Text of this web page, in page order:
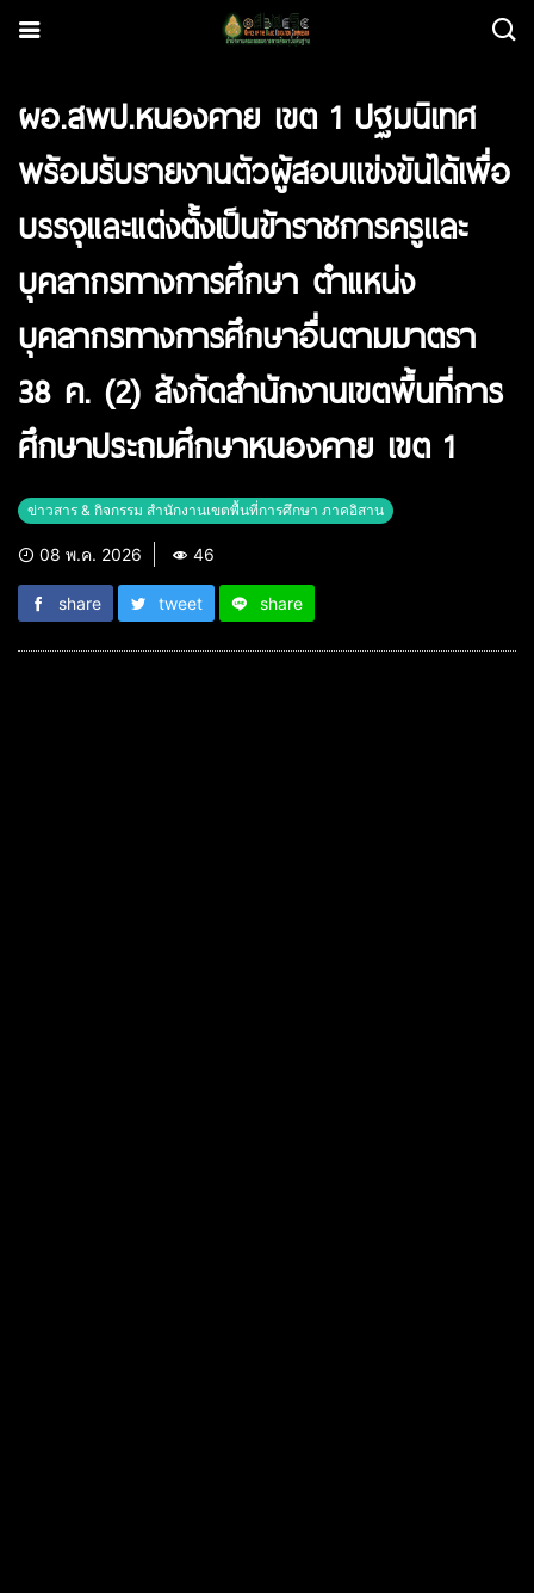
ผอ.สพป.หนองคาย เขต 1 ปฐมนิเทศ
พร้อมรับรายงานตัวผู้สอบแข่งขันได้เพื่อ
บรรจุและแต่งตั้งเป็นข้าราชการครูและ
บุคลากรทางการศึกษา ตำแหน่ง
บุคลากรทางการศึกษาอื่นตามมาตรา
38 ค. (2) สังกัดสำนักงานเขตพื้นที่การ
ศึกษาประถมศึกษาหนองคาย เขต 1
ข่าวสาร & กิจกรรม สำนักงานเขตพื้นที่การศึกษา ภาคอิสาน
08 พ.ค. 2026 46
share tweet share